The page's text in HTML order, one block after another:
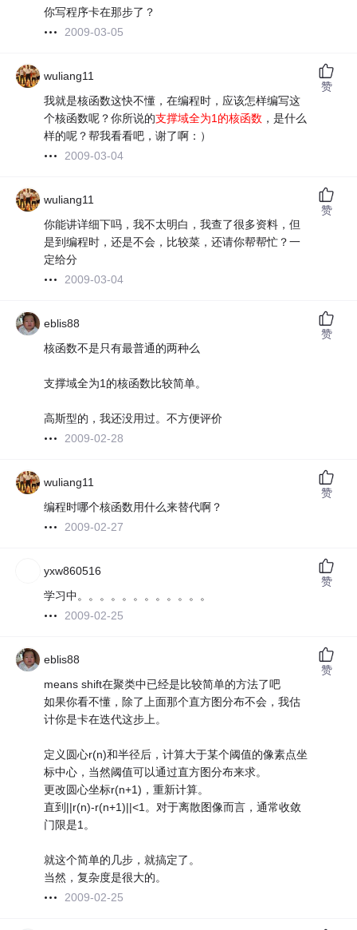
你写程序卡在那步了？
2009-03-05
wuliang11
我就是核函数这快不懂，在编程时，应该怎样编写这
个核函数呢？你所说的支撑域全为1的核函数 ，是什么
样的呢？帮我看看吧，谢了啊：）
2009-03-04
赞
wuliang11
你能讲详细下吗，我不太明白，我查了很多资料，但
是到编程时，还是不会，比较菜，还请你帮帮忙？一
定给分
2009-03-04
赞
eblis88
核函数不是只有最普通的两种么
支撑域全为1的核函数比较简单。
高斯型的，我还没用过。不方便评价
2009-02-28
赞
wuliang11
编程时哪个核函数用什么来替代啊？
2009-02-27
赞
yxw860516
学习中。。。。。。。。。。。。
2009-02-25
赞
eblis88
means shift在聚类中已经是比较简单的方法了吧
如果你看不懂，除了上面那个直方图分布不会，我估
计你是卡在迭代这步上。
定义圆心r(n)和半径后，计算大于某个阈值的像素点坐
标中心，当然阈值可以通过直方图分布来求。
更改圆心坐标r(n+1)，重新计算。
直到||r(n)-r(n+1)||<1。对于离散图像而言，通常收敛
门限是1。
就这个简单的几步，就搞定了。
当然，复杂度是很大的。
2009-02-25
赞